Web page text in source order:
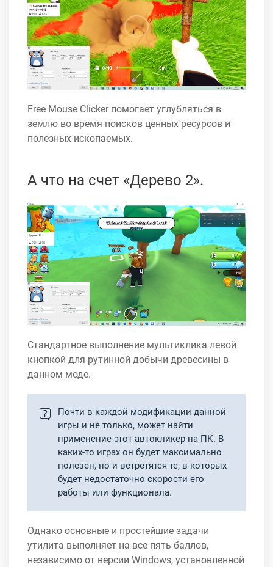
Free Mouse Clicker помогает углубляться в
землю во время поисков ценных ресурсов и
полезных ископаемых.
А что на счет «Дерево 2».
Стандартное выполнение мультиклика левой
кнопкой для рутинной добычи древесины в
данном моде.
Почти в каждой модификации данной
игры и не только, может найти
применение этот автокликер на ПК. В
каких-то играх он будет максимально
полезен, но и встретятся те, в которых
будет недостаточно скорости его
работы или функционала.
Однако основные и простейшие задачи
утилита выполняет на все пять баллов,
независимо от версии Windows, установленной